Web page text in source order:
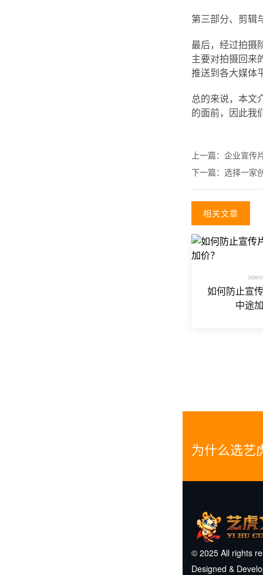
第三部分、剪辑
最后，经过拍摄
主要对拍摄回来
推送到各大媒体
总的来说，本文
的面前，因此我
上一篇： 企业宣传
下一篇： 选择一家
相关文章
2026/
如何防止宣
中途
为什么选艺
© 2025 All rights
Designed &